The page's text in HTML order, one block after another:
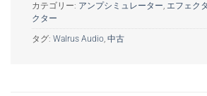
カテゴリー: アンプシミュレーター, エフェク
クター
タグ: Walrus Audio, 中古